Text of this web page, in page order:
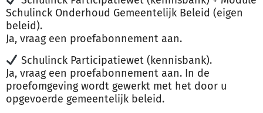
Schulinck Onderhoud Gemeentelijk Beleid (eigen
beleid).
Ja, vraag een proefabonnement aan.
Schulinck Participatiewet (kennisbank).
Ja, vraag een proefabonnement aan. In de
proefomgeving wordt gewerkt met het door u
opgevoerde gemeentelijk beleid.